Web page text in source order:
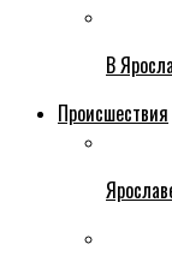
В
Происшествия